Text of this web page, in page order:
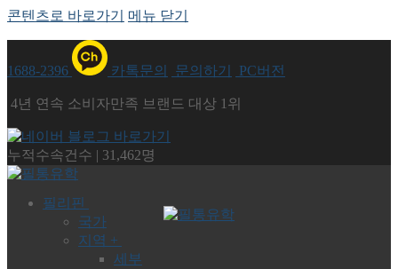
콘텐츠로 바로가기 메뉴 닫기
1688-2396 카톡문의 문의하기 PC버전
4년 연속 소비자만족 브랜드 대상 1위
누적수속건수 | 31,462명
필리핀
국가
지역 +
세부